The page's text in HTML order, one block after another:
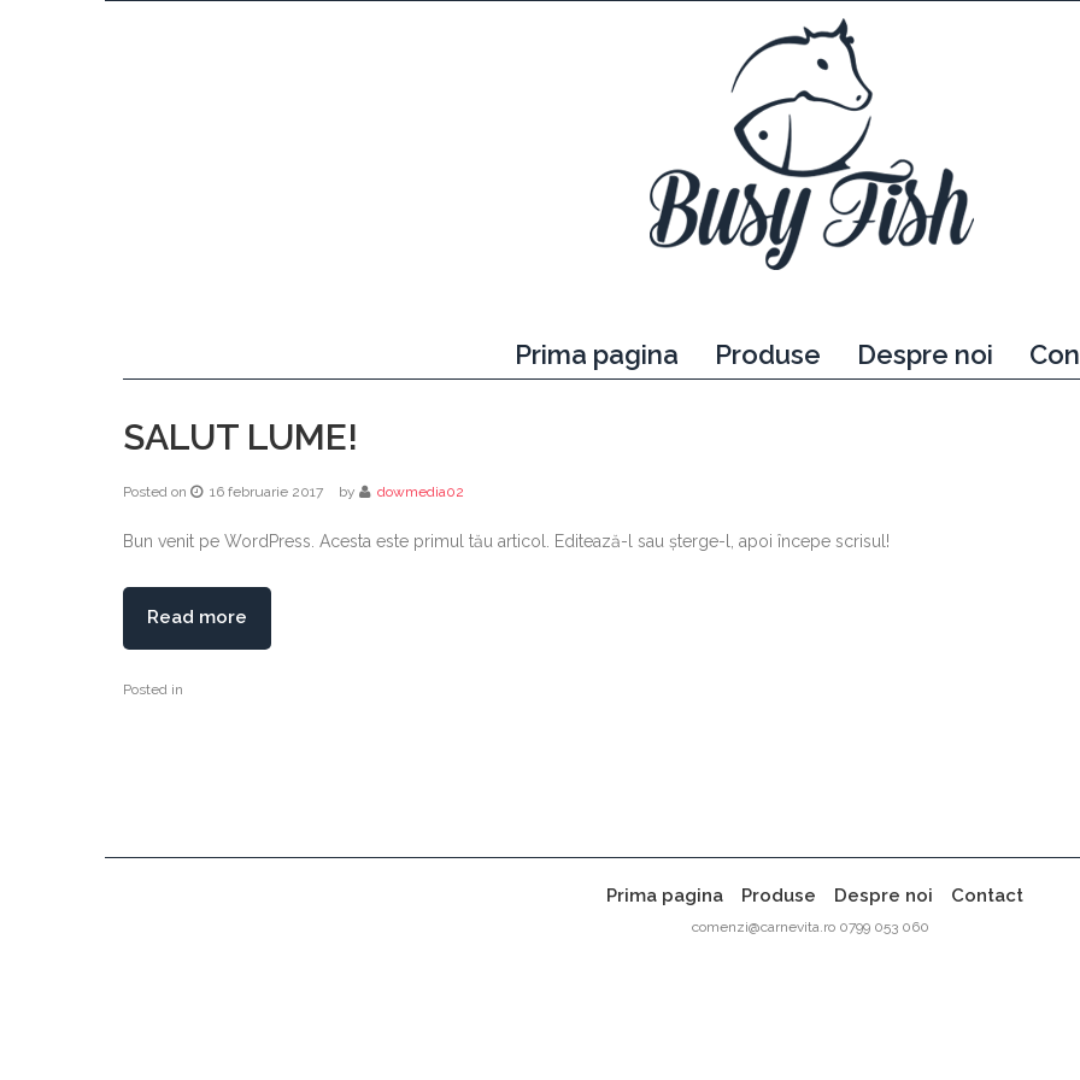
Prima pagina Produse Despre noi
SALUT LUME!
Posted on 16 februarie 2017 by dowmedia02
Bun venit pe WordPress. Acesta este primul tău articol. Editează-l sau șterge-l, apoi începe scrisul!
Read more
Posted in
Prima pagina Produse Despre noi Contact
comenzi@carnevita.ro 0799 053 060